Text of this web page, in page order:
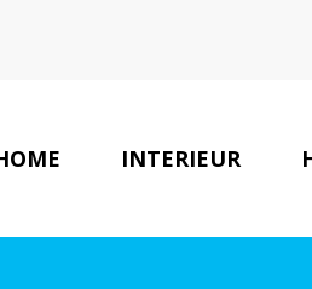
INTERIEUR